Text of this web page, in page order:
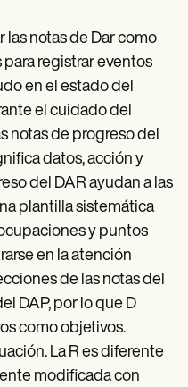
las notas de Dar como
registrar eventos
en el estado del
el cuidado del
notas de progreso del
datos, acción y
del DAR ayudan a las
plantilla sistemática
y puntos
en la atención
de las notas del
DAP, por lo que D
como objetivos.
La R es diferente
modificada con